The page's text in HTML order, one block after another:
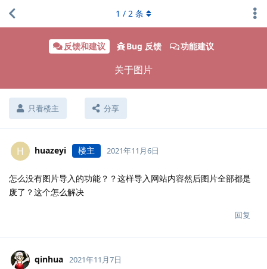
反馈和建议 Bug 反馈 功能建议
关于图片
只看楼主 分享
1 / 2 条
H huazeyi 楼主 2021年11月6日
怎么没有图片导入的功能？？这样导入网站内容然后图片全部都是
废了？这个怎么解决
回复
qinhua 2021年11月7日